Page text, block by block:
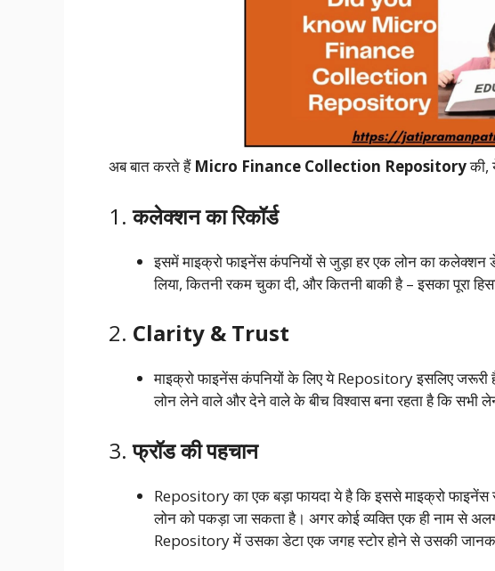
अब बात करते हैं Micro Finance Collection Repositoryकी,
1.कलेक्शन का रिकॉर्ड
इसमें माइक्रो फाइनेंस कंपनियों से जुड़ा हर एक लोन का कलेक्शन
लिया, कितनी रकम चुका दी, और कितनी बाकी है – इसका पूरा
2. Clarity & Trust
माइक्रो फाइनेंस कंपनियों के लिए ये Repository इसलिए जरूरी
लोन लेने वाले और देने वाले के बीच विश्वास बना रहता है कि सभी
3.फ्रॉड की पहचान
Repository का एक बड़ा फायदा ये है कि इससे माइक्रो फाइनेंस
लोन को पकड़ा जा सकता है। अगर कोई व्यक्ति एक ही नाम से
Repository में उसका डेटा एक जगह स्टोर होने से उसकी